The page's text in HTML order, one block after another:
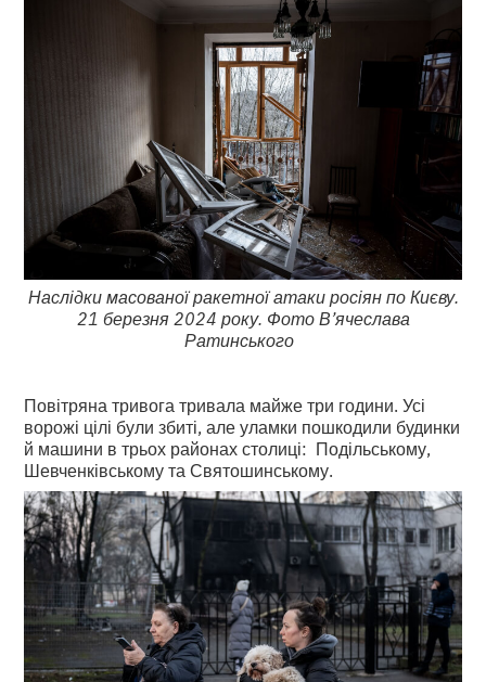
Наслідки масованої ракетної атаки росіян по Києву.
21 березня 2024 року. Фото В’ячеслава
Ратинського
Повітряна тривога тривала майже три години. Усі
ворожі цілі були збиті, але уламки пошкодили будинки
й машини в трьох районах столиці: Подільському,
Шевченківському та Святошинському.